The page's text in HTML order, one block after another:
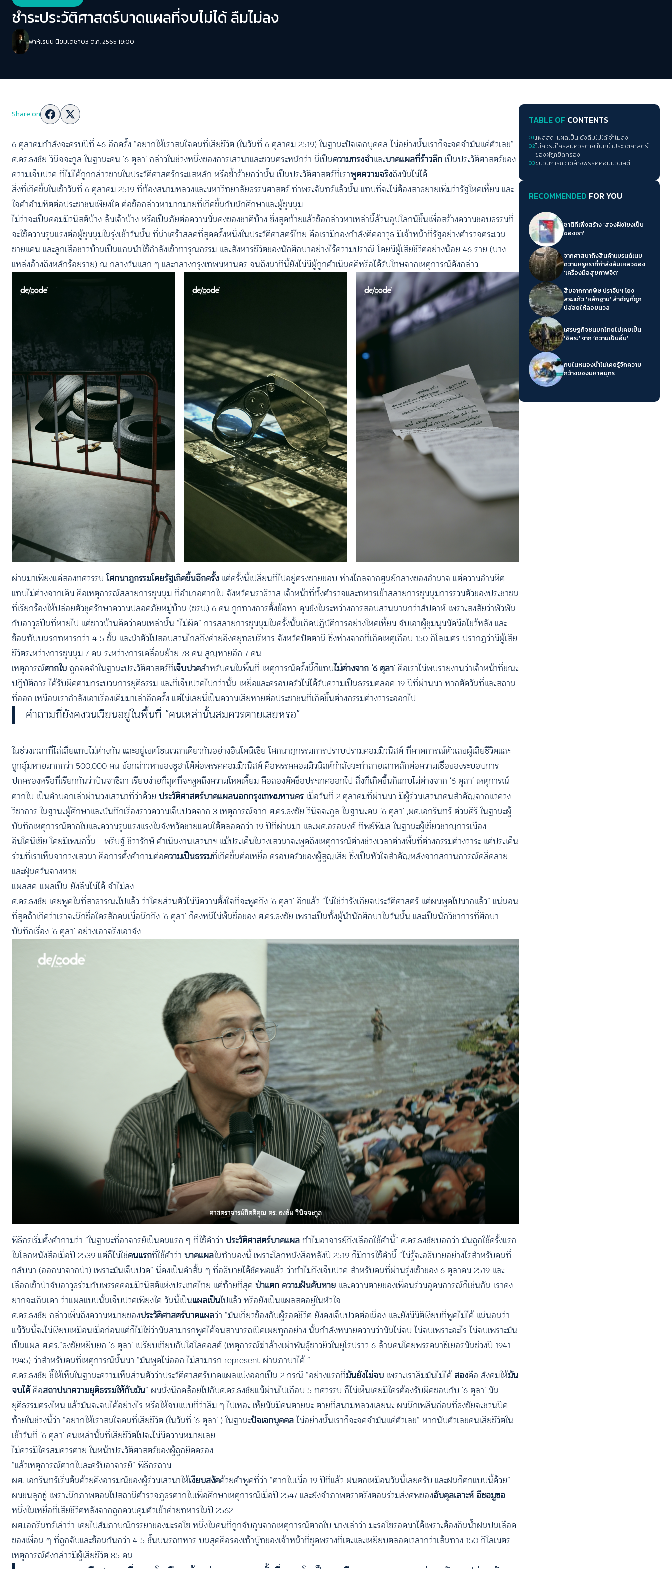
ชำระประวัติศาสตร์บาดแผลที่จบไม่ได้ ลืมไม่ลง
ฟาห์เรนน์ นิยมเดชา03 ต.ค. 2565 19:00
Share on
6 ตุลาคมกำลังจะครบปีที่ 46 อีกครั้ง “อยากให้เราสนใจคนที่เสียชีวิต (ในวันที่ 6 ตุลาคม 2519) ในฐานะปัจเจกบุคคล ไม่อย่างนั้นเราก็จะจดจำมันแค่ตัวเลข”
ศ.ดร.ธงชัย วินิจจะกูล ในฐานะคน ‘6 ตุลา’ กล่าวในช่วงหนึ่งของการเสวนาและชวนตระหนักว่า นี่เป็นความทรงจำและบาดแผลที่ร้าวลึก เป็นประวัติศาสตร์ของ
ความเจ็บปวด ที่ไม่ได้ถูกกล่าวขานในประวัติศาสตร์กระแสหลัก หรือซ้ำร้ายกว่านั้น เป็นประวัติศาสตร์ที่เราพูดความจริงถึงมันไม่ได้
สิ่งที่เกิดขึ้นในเช้าวันที่ 6 ตุลาคม 2519 ที่ท้องสนามหลวงและมหาวิทยาลัยธรรมศาสตร์ ท่าพระจันทร์แล้วนั้น แทบที่จะไม่ต้องสาธยายเพิ่มว่ารัฐโหดเหี้ยม และ
ใจดำอำมหิตต่อประชาชนเพียงใด ต่อข้อกล่าวหามากมายที่เกิดขึ้นกับนักศึกษาและผู้ชุมนุม
ไม่ว่าจะเป็นคอมมิวนิสต์บ้าง ล้มเจ้าบ้าง หรือเป็นภัยต่อความมั่นคงของชาติบ้าง ซึ่งสุดท้ายแล้วข้อกล่าวหาเหล่านี้ล้วนอุปโลกน์ขึ้นเพื่อสร้างความชอบธรรมที่
จะใช้ความรุนแรงต่อผู้ชุมนุมในรุ่งเช้าวันนั้น ที่น่าเศร้าสลดที่สุดครั้งหนึ่งในประวัติศาสตร์ไทย คือเรามีกองกำลังติดอาวุธ มีเจ้าหน้าที่รัฐอย่างตำรวจตระเวน
ชายแดน และลูกเสือชาวบ้านเป็นแกนนำใช้กำลังเข้าทารุณกรรม และสังหารชีวิตของนักศึกษาอย่างไร้ความปราณี โดยมีผู้เสียชีวิตอย่างน้อย 46 ราย (บาง
แหล่งอ้างถึงหลักร้อยราย) ณ กลางวันแสก ๆ และกลางกรุงเทพมหานคร จนถึงนาทีนี้ยังไม่มีผู้ถูกดำเนินคดีหรือได้รับโทษจากเหตุการณ์ดังกล่าว
ผ่านมาเพียงแค่สองทศวรรษโศกนาฏกรรมโดยรัฐเกิดขึ้นอีกครั้ง แต่ครั้งนี้เปลี่ยนที่ไปอยู่ตรงชายขอบ ห่างไกลจากศูนย์กลางของอำนาจ แต่ความอำมหิต
แทบไม่ต่างจากเดิม คือเหตุการณ์สลายการชุมนุม ที่อำเภอตากใบ จังหวัดนราธิวาส เจ้าหน้าที่ทั้งตำรวจและทหารเข้าสลายการชุมนุมการรวมตัวของประชาชน
ที่เรียกร้องให้ปล่อยตัวชุดรักษาความปลอดภัยหมู่บ้าน (ชรบ.) 6 คน ถูกทางการตั้งข้อหา-คุมขังในระหว่างการสอบสวนนานกว่าสัปดาห์ เพราะสงสัยว่าพัวพัน
กับอาวุธปืนที่หายไป แต่ชาวบ้านคิดว่าคนเหล่านั้น “ไม่ผิด” การสลายการชุมนุมในครั้งนั้นเกิดปฏิบัติการอย่างโหดเหี้ยม จับเอาผู้ชุมนุมมัดมือไขว้หลัง และ
ซ้อนทับบนรถทหารกว่า 4-5 ชั้น และนำตัวไปสอบสวนไกลถึงค่ายอิงคยุทธบริหาร จังหวัดปัตตานี ซึ่งห่างจากที่เกิดเหตุเกือบ 150 กิโลเมตร ปรากฏว่ามีผู้เสีย
ชีวิตระหว่างการชุมนุม 7 คน ระหว่างการเคลื่อนย้าย 78 คน สูญหายอีก 7 คน
เหตุการณ์ตากใบถูกจดจำในฐานะประวัติศาสตร์ที่เจ็บปวดสำหรับคนในพื้นที่ เหตุการณ์ครั้งนี้ก็แทบไม่ต่างจาก ‘6 ตุลา‘ คือเราไม่พบรายงานว่าเจ้าหน้าที่ขณะ
ปฏิบัติการ ได้รับผิดตามกระบวนการยุติธรรม และที่เจ็บปวดไปกว่านั้น เหยื่อและครอบครัวไม่ได้รับความเป็นธรรมตลอด 19 ปีที่ผ่านมา หากตัดวันที่และสถาน
ที่ออก เหมือนเรากำลังเอาเรื่องเดิมมาเล่าอีกครั้ง แต่ไม่เลยนี่เป็นความเสียหายต่อประชาชนที่เกิดขึ้นต่างกรรมต่างวาระออกไป
คำถามที่ยังคงวนเวียนอยู่ในพื้นที่ “คนเหล่านั้นสมควรตายเลยหรอ”
ในช่วงเวลาที่ไล่เลี่ยแทบไม่ต่างกัน และอยู่เขตโซนเวลาเดียวกันอย่างอินโดนีเซีย โศกนาฏกรรมการปราบปรามคอมมิวนิสต์ ที่คาดการณ์ตัวเลขผู้เสียชีวิตและ
ถูกอุ้มหายมากกว่า 500,000 คน ข้อกล่าวหาของซูฮาโต้ต่อพรรคคอมมิวนิสต์ คือพรรคคอมมิวนิสต์กำลังจะทำลายเสาหลักต่อความเชื่อของระบอบการ
ปกครองหรือที่เรียกกันว่าปันจาซีลา เรียบง่ายที่สุดที่จะพูดถึงความโหดเหี้ยม คือลองตัดชื่อประเทศออกไป สิ่งที่เกิดขึ้นก็แทบไม่ต่างจาก ‘6 ตุลา’ เหตุการณ์
ตากใบ เป็นคำบอกเล่าผ่านวงเสวนาที่ว่าด้วย ประวัติศาสตร์บาดแผลนอกกรุงเทพมหานคร เมื่อวันที่ 2 ตุลาคมที่ผ่านมา มีผู้ร่วมเสวนาคนสำคัญจากแวดวง
วิชาการ ในฐานะผู้ศึกษาและบันทึกเรื่องราวความเจ็บปวดจาก 3 เหตุการณ์จาก ศ.ดร.ธงชัย วินิจจะกูล ในฐานะคน ‘6 ตุลา’ ,ผศ.เอกรินทร์ ต่วนศิริ ในฐานะผู้
บันทึกเหตุการณ์ตากใบและความรุนแรงแรงในจังหวัดชายแดนใต้ตลอดกว่า 19 ปีที่ผ่านมา และผศ.อรอนงค์ ทิพย์พิมล ในฐานะผู้เชี่ยวชาญการเมือง
อินโดนีเซีย โดยมีเพนกวิ้น – พริษฐ์ ชิวารักษ์ ดำเนินงานเสวนาฯ แม้ประเด็นในวงเสวนาจะพูดถึงเหตุการณ์ต่างช่วงเวลาต่างพื้นที่ต่างกรรมต่างวาระ แต่ประเด็น
ร่วมที่เราเห็นจากวงเสวนา คือการตั้งคำถามต่อความเป็นธรรมที่เกิดขึ้นต่อเหยื่อ ครอบครัวของผู้สูญเสีย ซึ่งเป็นหัวใจสำคัญหลังจากสถานการณ์คลี่คลาย
และฝุ่นควันจางหาย
แผลสด-แผลเป็น ยังลืมไม่ได้ จำไม่ลง
ศ.ดร.ธงชัย เคยพูดในที่สาธารณะไปแล้ว ว่าโดยส่วนตัวไม่มีความตั้งใจที่จะพูดถึง ‘6 ตุลา’ อีกแล้ว “ไม่ใช่ว่ารังเกียจประวัติศาสตร์ แต่ผมพูดไปมากแล้ว” แน่นอน
ที่สุดถ้าเกิดว่าเราจะนึกชื่อใครสักคนเมื่อนึกถึง ‘6 ตุลา’ ก็คงหนีไม่พ้นชื่อของ ศ.ดร.ธงชัย เพราะเป็นทั้งผู้นำนักศึกษาในวันนั้น และเป็นนักวิชาการที่ศึกษา
บันทึกเรื่อง ‘6 ตุลา’ อย่างเอาจริงเอาจัง
ศาสตราจารย์กิตติคุณ ดร. ธงชัย วินิจจะกูล
พิธีกรเริ่มตั้งคำถามว่า “ในฐานะที่อาจารย์เป็นคนแรก ๆ ที่ใช้คำว่า ประวัติศาสตร์บาดแผลทำไมอาจารย์ถึงเลือกใช้คำนี้” ศ.ดร.ธงชัยบอกว่า มันถูกใช้ครั้งแรก
ในโลกหนังสือเมื่อปี 2539 แต่ก็ไม่ใช่คนแรกที่ใช้คำว่า บาดแผลในทำนองนี้ เพราะโลกหนังสือหลังปี 2519 ก็มีการใช้คำนี้ “ไม่รู้จะอธิบายอย่างไรสำหรับคนที่
กลับมา (ออกมาจากป่า) เพราะมันเจ็บปวด” นี่คงเป็นคำสั้น ๆ ที่อธิบายได้ชัดพอแล้ว ว่าทำไมถึงเจ็บปวด สำหรับคนที่ผ่านรุ่งเช้าของ 6 ตุลาคม 2519 และ
เลือกเข้าป่าจับอาวุธร่วมกับพรรคคอมมิวนิสต์แห่งประเทศไทย แต่ท้ายที่สุด ป่าแตก ความฝันดับหาย และความตายของเพื่อนร่วมอุดมการณ์ก็เช่นกัน เราคง
ยากจะเกินเดา ว่าแผลแบบนั้นเจ็บปวดเพียงใด วันนี้เป็นแผลเป็นไปแล้ว หรือยังเป็นแผลสดอยู่ในหัวใจ
ศ.ดร.ธงชัย กล่าวเพิ่มถึงความหมายของประวัติศาสตร์บาดแผลว่า “มันเกี่ยวข้องกับผู้รอดชีวิต ยังคงเจ็บปวดต่อเนื่อง และยังมีมิติเงียบที่พูดไม่ได้ แน่นอนว่า
แม้วันนี้จะไม่เงียบเหมือนเมื่อก่อนแต่ก็ไม่ใช่ว่ามันสามารถพูดได้จนสามารถเปิดเผยทุกอย่าง นั้นกำลังหมายความว่ามันไม่จบ ไม่จบเพราะอะไร ไม่จบเพราะมัน
เป็นแผล ศ.ดร.”ธงชัยหยิบยก ‘6 ตุลา’ เปรียบเทียบกับโฮโลคอสต์ (เหตุการณ์ฆ่าล้างเผ่าพันธุ์ชาวยิวในยุโรปราว 6 ล้านคนโดยพรรคนาซีเยอรมันช่วงปี 1941-
1945) ว่าสำหรับคนที่เหตุการณ์นั้นมา “มันพูดไม่ออก ไม่สามารถ represent ผ่านภาษาได้ ”
ศ.ดร.ธงชัย ชี้ให้เห็นในฐานะความเห็นส่วนตัวว่าประวัติศาสตร์บาดแผลแบ่งออกเป็น 2 กรณี “อย่างแรกที่มันยังไม่จบ เพราะเราลืมมันไม่ได้ สองคือ สังคมให้มัน
จบได้คือสถาปนาความยุติธรรมให้กับมัน” ผมนั่งนึกคล้อยไปกับศ.ดร.ธงชัยแม้ผ่านไปเกือบ 5 ทศวรรษ ก็ไม่เห็นเคยมีใครต้องรับผิดชอบกับ ‘6 ตุลา’ มัน
ยุติธรรมตรงไหน แล้วมันจะจบได้อย่างไร หรือให้จบแบบที่ว่าลืม ๆ ไปเหอะ เห้ยมันมีคนตายนะ ตายที่สนามหลวงเลยนะ ผมนึกเพลินก่อนที่ธงชัยจะชวนปิด
ท้ายในช่วงนี้ว่า “อยากให้เราสนใจคนที่เสียชีวิต (ในวันที่ ‘6 ตุลา’ ) ในฐานะปัจเจกบุคคลไม่อย่างนั้นเราก็จะจดจำมันแค่ตัวเลข” หากนับตัวเลขคนเสียชีวิตใน
เช้าวันที่ ‘6 ตุลา’ คนเหล่านั้นที่เสียชีวิตไปจะไม่มีความหมายเลย
ไม่ควรมีใครสมควรตาย ในหน้าประวัติศาสตร์ของผู้ถูกยึดครอง
“แล้วเหตุการณ์ตากใบละครับอาจารย์” พิธีกรถาม
ผศ. เอกรินทร์เริ่มต้นด้วยดึงอารมณ์ของผู้ร่วมเสวนาให้เงียบสงัดด้วยคำพูดที่ว่า “ตากใบเมื่อ 19 ปีที่แล้ว ฝนตกเหมือนวันนี้เลยครับ และฝนก็ตกแบบนี้ด้วย”
ผมขนลุกซู่ เพราะนึกภาพตอนไปสถานีตำรวจภูธรตากใบเพื่อศึกษาเหตุการณ์เมื่อปี 2547 และยังจำภาพตราตรึงตอนร่วมส่งศพของอับดุลเลาะห์ อีซอมูซอ
หนึ่งในเหยื่อที่เสียชีวิตหลังจากถูกควบคุมตัวเข้าค่ายทหารในปี 2562
ผศ.เอกรินทร์เล่าว่า เคยไปสัมภาษณ์ภรรยาของมะรอโซ หนึ่งในคนที่ถูกจับกุมจากเหตุการณ์ตากใบ นางเล่าว่า มะรอโซรอดมาได้เพราะต้องกินน้ำฝนปนเลือด
ของเพื่อน ๆ ที่ถูกจับและซ้อนกันกว่า 4-5 ชั้นบนรถทหาร บนสุดคือรองเท้าบู๊ทของเจ้าหน้าที่ชุดพรางที่เตะและเหยียบตลอดเวลากว่าเส้นทาง 150 กิโลเมตร
เหตุการณ์ดังกล่าวมีผู้เสียชีวิต 85 คน
TABLE OF CONTENTS
01แผลสด-แผลเป็น ยังลืมไม่ได้ จำไม่ลง
02ไม่ควรมีใครสมควรตาย ในหน้าประวัติศาสตร์
ของผู้ถูกยึดครอง
03ขบวนการกวาดล้างพรรคคอมมิวนิสต์
RECOMMENDED FOR YOU
ชาติที่เพิ่งสร้าง ‘สองฝั่งโขงเป็น
ของเรา’
จากศาสนาถึงสินค้าแบรนด์เนม
ความหรูหราที่กำลังล้มเหลวของ
‘เครื่องมือสุขภาพจิต’
สืบจากกากพิษ ปราจีนฯ โยง
สระแก้ว ‘หลักฐาน’ สำคัญที่ถูก
ปล่อยให้ลอยนวล
เศรษฐกิจชนบทไทยไม่เคยเป็น
‘อิสระ’ จาก ‘ความเป็นอื่น’
กบในหนองน้ำไม่เคยรู้จักความ
กว้างของมหาสมุทร